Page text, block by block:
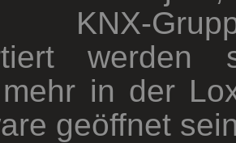
werden
in der
geöffnet